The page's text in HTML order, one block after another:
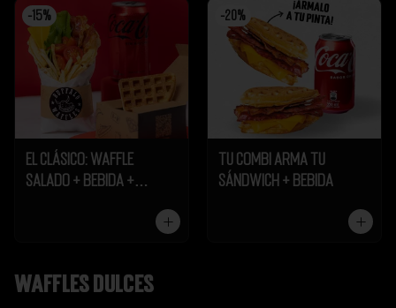
- 15%
El Clásico: Waffle
Salado + Bebida +
-20 %
Tu Combi Arma tu
Sándwich + Bebida
Waffles dulces